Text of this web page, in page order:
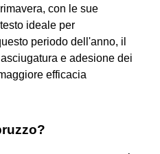
con le sue
ideale per
periodo dell'anno, il
e adesione dei
efficacia